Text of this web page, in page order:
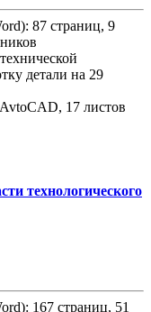
87 страниц, 9
детали на 29
17 листов
технологического
167 страниц, 51